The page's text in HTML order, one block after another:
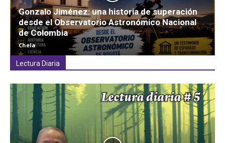
Gonzalo Jiménez: una historia de superación
desde el Observatorio Astronómico Nacional
de Colombia
Chela
Lectura Diaria